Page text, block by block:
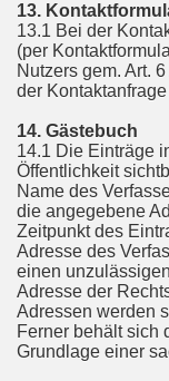
13.
13.1 Bei der
(per
Nutzers gem. Art.
der
14. Gästebuch
14.1 Die Einträge
Öffentlichkeit
Name des
die angegebene
Zeitpunkt des
Adresse des
einen
Adresse der
Adressen werden
Ferner behält sich
Grundlage einer